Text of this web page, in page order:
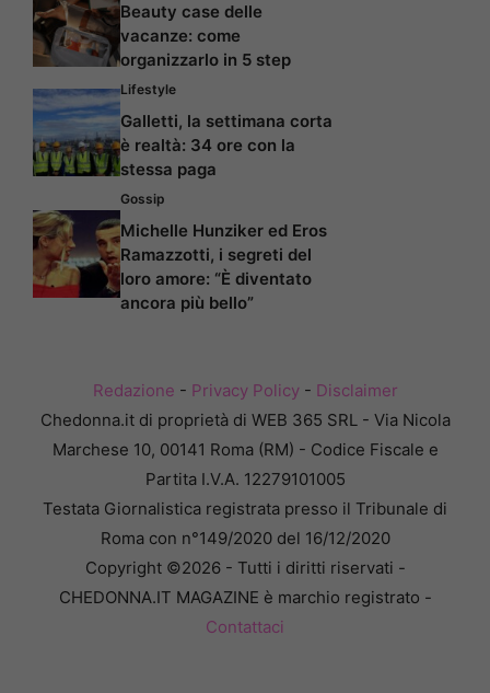
Beauty case delle
vacanze: come
organizzarlo in 5 step
Lifestyle
Galletti, la settimana corta
è realtà: 34 ore con la
stessa paga
Gossip
Michelle Hunziker ed Eros
Ramazzotti, i segreti del
loro amore: “È diventato
ancora più bello”
Redazione - Privacy Policy- Disclaimer
Chedonna.it di proprietà di WEB 365 SRL - Via Nicola
Marchese 10, 00141 Roma (RM) - Codice Fiscale e
Partita I.V.A. 12279101005
Testata Giornalistica registrata presso il Tribunale di
Roma con n°149/2020 del 16/12/2020
Copyright ©2026 - Tutti i diritti riservati -
CHEDONNA.IT MAGAZINE è marchio registrato -
Contattaci